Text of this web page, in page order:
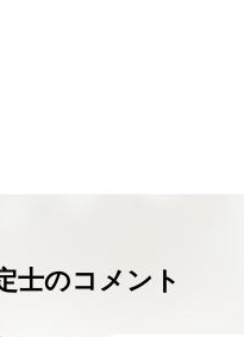
士のコメント